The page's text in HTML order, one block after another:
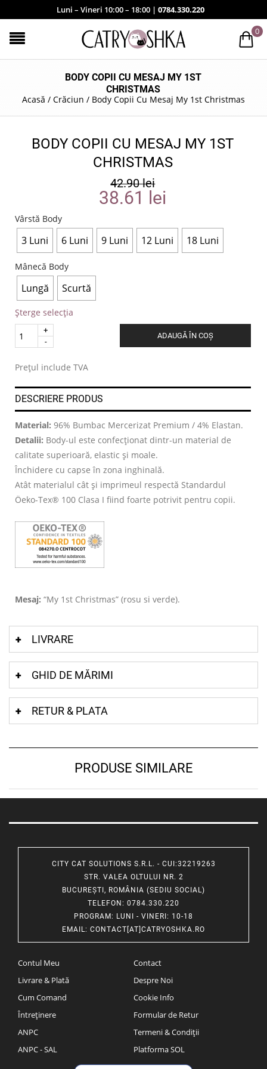
Luni – Vineri 10:00 – 18:00 | 0784.330.220
0
BODY COPII CU MESAJ MY 1ST
CHRISTMAS
Acasă / Crăciun / Body Copii Cu Mesaj My 1st Christmas
BODY COPII CU MESAJ MY 1ST
CHRISTMAS
42.90lei
38.61 lei
Vârstă Body
3 Luni 6 Luni 9 Luni 12 Luni 18 Luni
Mânecă Body
Lungă Scurtă
Șterge selecția
Quantity
ADAUGĂ ÎN COȘ
Prețul include TVA
DESCRIERE PRODUS
Material: 96% Bumbac Mercerizat Premium / 4% Elastan.
Detalii: Body-ul este confecționat dintr-un material de
calitate superioară, elastic și moale.
Închidere cu capse în zona inghinală.
Atât materialul cât și imprimeul respectă Standardul
Öeko-Tex® 100 Clasa I fiind foarte potrivit pentru copii.
Mesaj: “My 1st Christmas” (rosu si verde).
LIVRARE
GHID DE MĂRIMI
RETUR & PLATA
PRODUSE SIMILARE
CITY CAT SOLUTIONS S.R.L. - CUI:32219263
STR. VALEA OLTULUI NR. 2
BUCUREȘTI, ROMÂNIA (SEDIU SOCIAL)
TELEFON : 0784.330.220
PROGRAM: LUNI - VINERI: 10-18
EMAIL: CONTACT[AT]CATRYOSHKA.RO
Contul Meu
Livrare & Plată
Cum Comand
Întreținere
ANPC
ANPC - SAL
Contact
Despre Noi
Cookie Info
Formular de Retur
Termeni & Condiții
Platforma SOL